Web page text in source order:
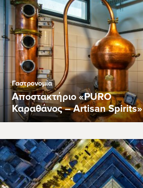
Γαστρονομία
Αποστακτήριο «PURO
Καραθάνος – Artisan Spirits»